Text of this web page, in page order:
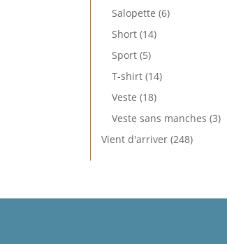
produits
Salopette 66
Short 1414
Sport 55
produits
T-shirt 1414
Veste 1818
produits
Veste sans manches 33
Vient d'arriver 248248